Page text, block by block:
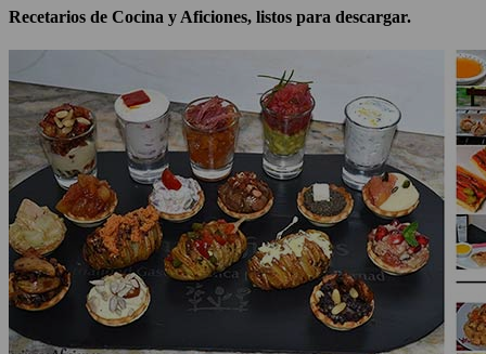
Recetarios de Cocina y Aficiones, listos para descargar.